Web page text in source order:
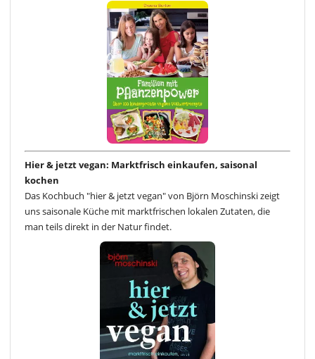
Hier & jetzt vegan: Marktfrisch einkaufen, saisonal
kochen
Das Kochbuch "hier & jetzt vegan" von Björn Moschinski zeigt
uns saisonale Küche mit marktfrischen lokalen Zutaten, die
man teils direkt in der Natur findet.